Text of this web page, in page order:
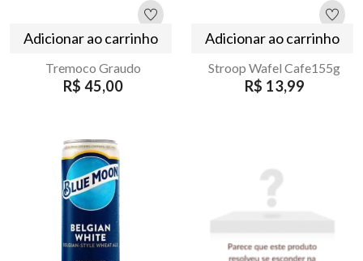
Adicionar ao carrinho
Tremoco Graudo
R$ 45,00
Adicionar ao carrinho
Stroop Wafel Cafe155g
R$ 13,99